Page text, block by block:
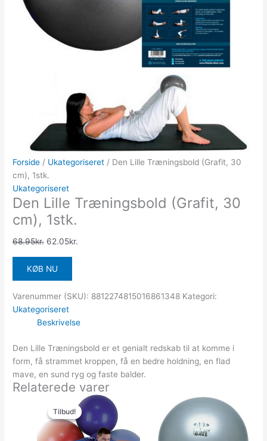
Forside / Ukategoriseret / Den Lille Træningsbold (Grafit, 30
cm), 1stk.
Ukategoriseret
Den Lille Træningsbold (Grafit, 30
cm), 1stk.
68.95kr. 62.05kr.
KØB NU
Varenummer (SKU): 8812274815016861348 Kategori:
Ukategoriseret
Beskrivelse
Den Lille Træningsbold er et genialt redskab til at komme i
form, få strammet kroppen, få en bedre holdning, en flad
mave, en sund ryg og faste balder.
Relaterede varer
Tilbud!
Tilbud!
Den
oprindelige
pris
var:
550.00kr..
Den
aktuelle
pris
er:
379.00kr..